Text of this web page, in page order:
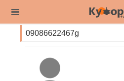
09086622467g